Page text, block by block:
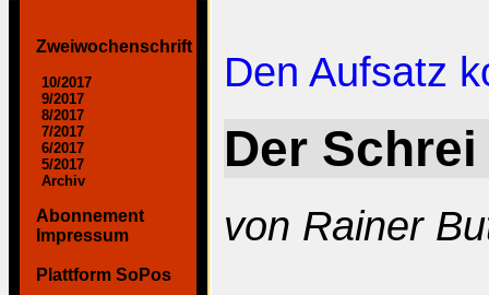
Zweiwochenschrift
10/2017
9/2017
8/2017
7/2017
6/2017
5/2017
Archiv
Abonnement
Impressum
Plattform SoPos
Den Aufsatz
Der
von Rainer